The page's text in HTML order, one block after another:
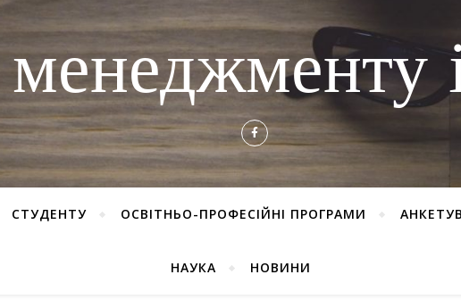
СТУДЕНТУ ОСВІТНЬО-ПРОФЕСІЙНІ ПРОГРАМИ
НАУКА НОВИНИ